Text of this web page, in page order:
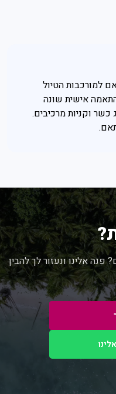
למורכבות הטיול
של 4 ימים בהתאמה אישית שונה
פנה אלינו ונעזור לך להבין